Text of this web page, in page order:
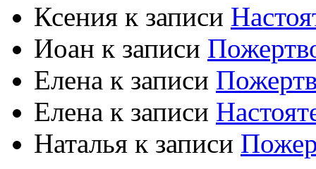
Ксения к записи
Иоан к записи
Елена к записи
Елена к записи
Наталья к записи